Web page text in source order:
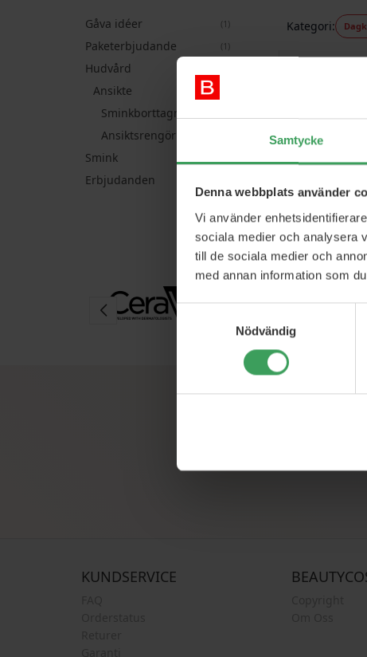
Samtycke
Denna webbplats använder
Vi använder
sociala medier och analysera
till de sociala medier och
med annan information som
Samtyckesval
Nödvändig
Gåva idéer 1 artikel
Paketerbjudande 1 artikel
Hudvård
Ansikte
Sminkborttagning
Ansiktsrengöring
Smink
Erbjudanden
Kategori
Anmäl dig till vårt
KUNDSERVICE